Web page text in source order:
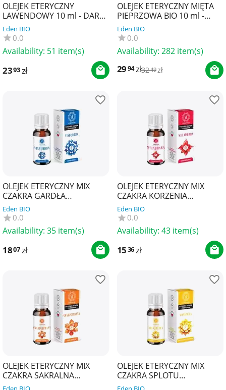
OLEJEK ETERYCZNY
LAWENDOWY 10 ml - DARY
NATURY
Eden BIO
0.0
Availability: 51 item(s)
2393 zł
OLEJEK ETERYCZNY MIĘTA
PIEPRZOWA BIO 10 ml -
PHYSALIS
Eden BIO
0.0
Availability: 282 item(s)
2994zł3249zł
OLEJEK ETERYCZNY MIX
CZAKRA GARDŁA
VISHUDDHA 10 ml - YOUR
CANDLE
Eden BIO
0.0
Availability: 35 item(s)
1807zł
OLEJEK ETERYCZNY MIX
CZAKRA KORZENIA
MULADHARA 10 ml - YOUR
CANDLE
Eden BIO
0.0
Availability: 43 item(s)
1536zł
OLEJEK ETERYCZNY MIX
CZAKRA SAKRALNA
SWADHISTHANA 10 ml -
OLEJEK ETERYCZNY MIX
CZAKRA SPLOTU
SŁONECZNEGO MANIPURA